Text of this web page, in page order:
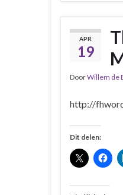
APR
19
DoorWillem de
http://
Dit delen: